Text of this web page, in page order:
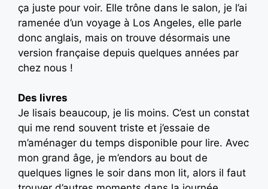
ça juste pour voir. Elle trône dans le salon, je l’ai
ramenée d’un voyage à Los Angeles, elle parle
donc anglais, mais on trouve désormais une
version française depuis quelques années par
chez nous !
Des livres
Je lisais beaucoup, je lis moins. C’est un constat
qui me rend souvent triste et j’essaie de
m’aménager du temps disponible pour lire. Avec
mon grand âge, je m’endors au bout de
quelques lignes le soir dans mon lit, alors il faut